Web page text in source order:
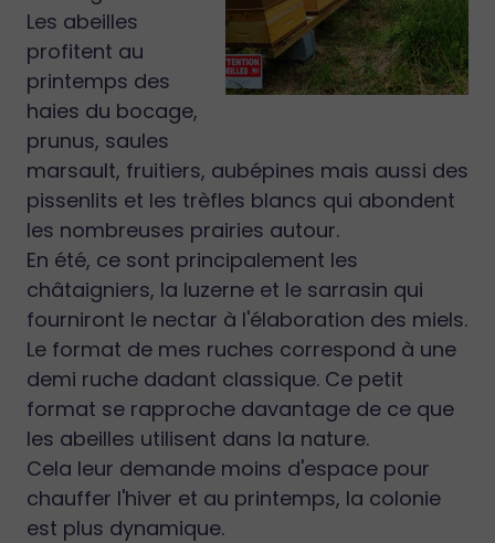
Les abeilles
profitent au
printemps des
haies du bocage,
prunus, saules
marsault, fruitiers, aubépines mais aussi des
pissenlits et les trèfles blancs qui abondent
les nombreuses prairies autour.
En été, ce sont principalement les
châtaigniers, la luzerne et le sarrasin qui
fourniront le nectar à l'élaboration des miels.
Le format de mes ruches correspond à une
demi ruche dadant classique. Ce petit
format se rapproche davantage de ce que
les abeilles utilisent dans la nature.
Cela leur demande moins d'espace pour
chauffer l'hiver et au printemps, la colonie
est plus dynamique.